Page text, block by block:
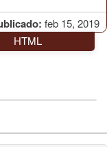
feb 15, 2019
HTML